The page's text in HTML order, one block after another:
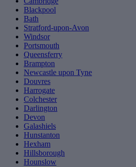
Blackpool
Bath
Stratford-upon-Avon
Windsor
Portsmouth
Queensferry
Brampton
Newcastle upon Tyne
Douvres
Harrogate
Colchester
Darlington
Devon
Galashiels
Hunstanton
Hexham
Hillsborough
Hounslow